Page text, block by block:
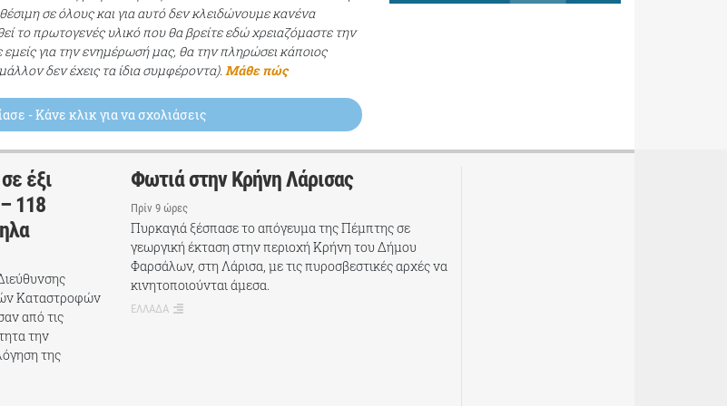
σε όλους και για αυτό δεν κλειδώνουμε κανένα
το πρωτογενές υλικό που θα βρείτε εδώ χρειαζόμαστε την
για την ενημέρωσή μας, θα την πληρώσει κάποιος
δεν έχεις τα ίδια συμφέροντα). Μάθε πώς
- Κάνε κλικ για να σχολιάσεις
έξι
118
Καταστροφών
από τις
την
της
Φωτιά στην Κρήνη Λάρισας
Πρίν 9 ώρες
Πυρκαγιά ξέσπασε το απόγευμα της Πέμπτης σε
γεωργική έκταση στην περιοχή Κρήνη του Δήμου
Φαρσάλων, στη Λάρισα, με τις πυροσβεστικές αρχές να
κινητοποιούνται άμεσα.
ΕΛΛΑΔΑ